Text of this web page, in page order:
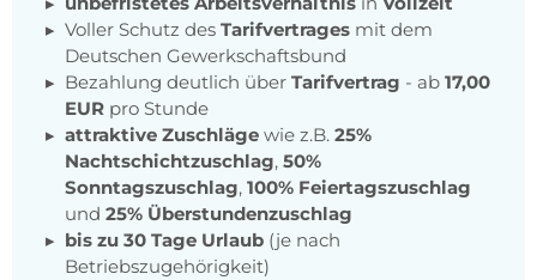
Voller Schutz des Tarifvertrages mit dem
Deutschen Gewerkschaftsbund
Bezahlung deutlich über Tarifvertrag - ab 17,00
EUR pro Stunde
attraktive Zuschläge wie z.B. 25%
Nachtschichtzuschlag, 50%
Sonntagszuschlag, 100% Feiertagszuschlag
und 25% Überstundenzuschlag
bis zu 30 Tage Urlaub (je nach
Betriebszugehörigkeit)